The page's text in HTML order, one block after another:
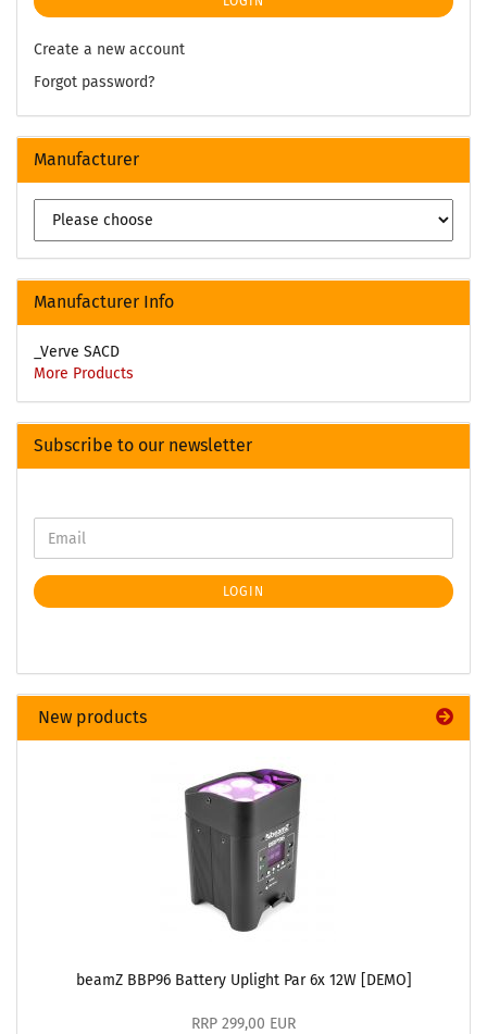
Create a new account
Forgot password?
Manufacturer
Manufacturer Info
_Verve SACD
More Products
Subscribe to our newsletter
LOGIN
New products
beamZ BBP96 Battery Uplight Par 6x 12W [DEMO]
RRP 299,00 EUR